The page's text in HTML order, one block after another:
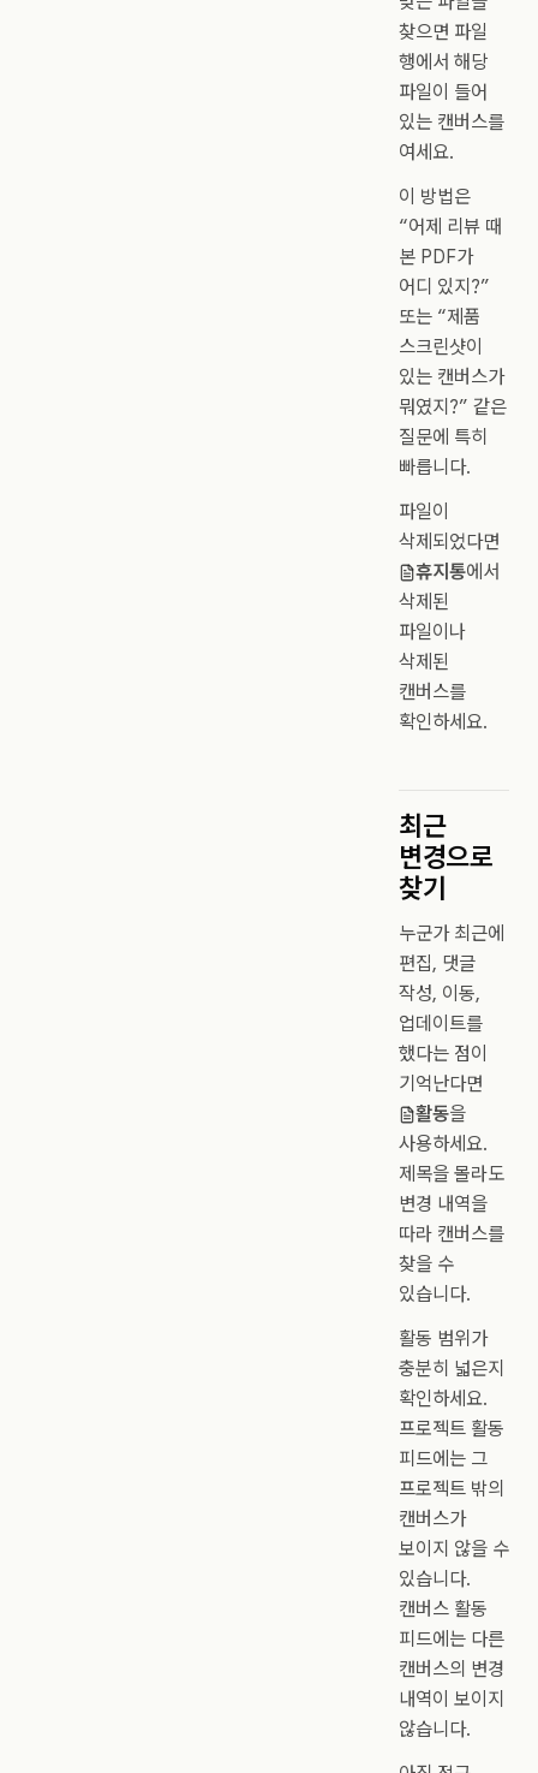
찾으면 파일
행에서 해당
파일이 들어
있는 캔버스를
여세요.
이 방법은
“어제 리뷰 때
본 PDF가
어디 있지?”
또는 “제품
스크린샷이
있는 캔버스가
뭐였지?” 같은
질문에 특히
빠릅니다.
파일이
삭제되었다면
휴지통에서
삭제된
파일이나
삭제된
캔버스를
확인하세요.
최근
변경으로
찾기
누군가 최근에
편집, 댓글
작성, 이동,
업데이트를
했다는 점이
기억난다면
활동을
사용하세요.
제목을 몰라도
변경 내역을
따라 캔버스를
찾을 수
있습니다.
활동 범위가
충분히 넓은지
확인하세요.
프로젝트 활동
피드에는 그
프로젝트 밖의
캔버스가
보이지 않을 수
있습니다.
캔버스 활동
피드에는 다른
캔버스의 변경
내역이 보이지
않습니다.